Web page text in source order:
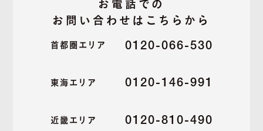
お電話での
お問い合わせはこちらから
首都圏エリア 0120-066-530
東海エリア 0120-146-991
近畿エリア 0120-810-490